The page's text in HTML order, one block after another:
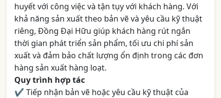
huyết với công việc và tận tụy với khách hàng. Với
khả năng sản xuất theo bản vẽ và yêu cầu kỹ thuật
riêng, Đồng Đại Hữu giúp khách hàng rút ngắn
thời gian phát triển sản phẩm, tối ưu chi phí sản
xuất và đảm bảo chất lượng ổn định trong các đơn
hàng sản xuất hàng loạt.
Quy trình hợp tác
✔ Tiếp nhận bản vẽ hoặc yêu cầu kỹ thuật của